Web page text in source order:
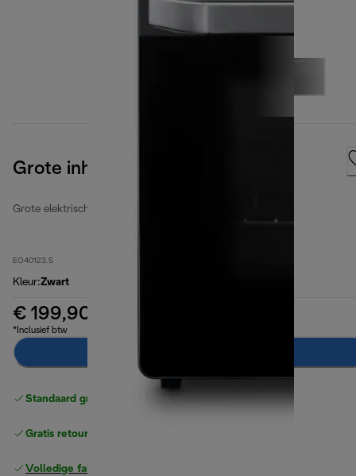
Grote inhoud 40 liter
Grote elektrische ovens
EO40123.S
Kleur:Zwart
€ 199,90
*Inclusief btw
Standaard gratis verzending vanaf € 49
Gratis retourneren
Volledige fabrieksgarantie